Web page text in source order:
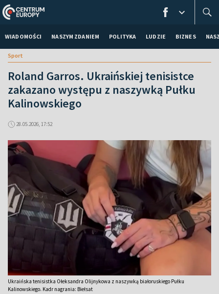
WIADOMOŚCI NASZYM ZDANIEM POLITYKA LUDZIE BIZNES
Sport
Roland Garros. Ukraińskiej tenisistce
zakazano występu z naszywką Pułku
Kalinowskiego
28.05.2026, 17:52
Ukraińska tenisistka Ołeksandra Olijnykowa z naszywką białoruskiego Pułku
Kalinowskiego. Kadr nagrania: Biełsat